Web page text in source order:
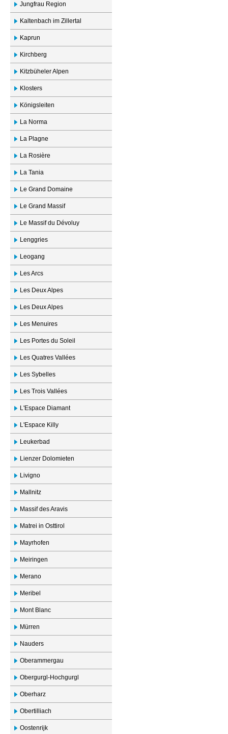
Jungfrau Region
Kaltenbach im Zillertal
Kaprun
Kirchberg
Kitzbüheler Alpen
Klosters
Königsleiten
La Norma
La Plagne
La Rosière
La Tania
Le Grand Domaine
Le Grand Massif
Le Massif du Dévoluy
Lenggries
Leogang
Les Arcs
Les Deux Alpes
Les Deux Alpes
Les Menuires
Les Portes du Soleil
Les Quatres Vallées
Les Sybelles
Les Trois Vallées
L'Espace Diamant
L'Espace Killy
Leukerbad
Lienzer Dolomieten
Livigno
Mallnitz
Massif des Aravis
Matrei in Osttirol
Mayrhofen
Meiringen
Merano
Meribel
Mont Blanc
Mürren
Nauders
Oberammergau
Obergurgl-Hochgurgl
Oberharz
Obertilliach
Oostenrijk